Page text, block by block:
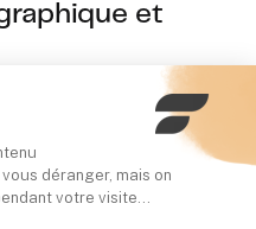
déranger, mais on
votre visite...
et
pas à répartir ses
Il est essentiel
interconnectés. Par
forment un pôle